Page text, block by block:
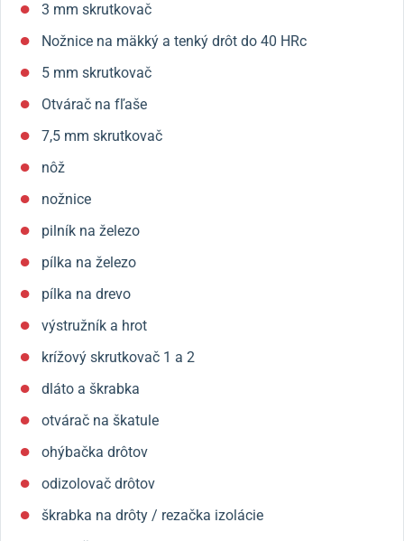
3 mm skrutkovač
Nožnice na mäkký a tenký drôt do 40 HRc
5 mm skrutkovač
Otvárač na fľaše
7,5 mm skrutkovač
nôž
nožnice
pilník na železo
pílka na železo
pílka na drevo
výstružník a hrot
krížový skrutkovač 1 a 2
dláto a škrabka
otvárač na škatule
ohýbačka drôtov
odizolovač drôtov
škrabka na drôty / rezačka izolácie